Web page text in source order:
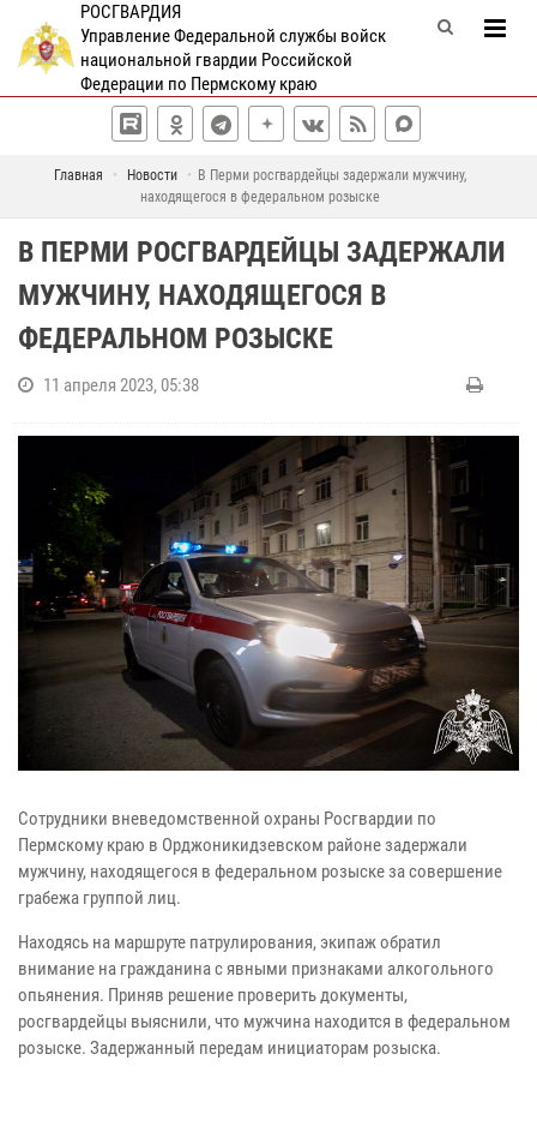
РОСГВАРДИЯ
Управление Федеральной службы войск
национальной гвардии Российской
Федерации по Пермскому краю
Главная Новости
В Перми росгвардейцы задержали мужчину,
находящегося в федеральном розыске
В ПЕРМИ РОСГВАРДЕЙЦЫ ЗАДЕРЖАЛИ
МУЖЧИНУ, НАХОДЯЩЕГОСЯ В
ФЕДЕРАЛЬНОМ РОЗЫСКЕ
11 апреля 2023, 05:38
Сотрудники вневедомственной охраны Росгвардии по
Пермскому краю в Орджоникидзевском районе задержали
мужчину, находящегося в федеральном розыске за совершение
грабежа группой лиц.
Находясь на маршруте патрулирования, экипаж обратил
внимание на гражданина с явными признаками алкогольного
опьянения. Приняв решение проверить документы,
росгвардейцы выяснили, что мужчина находится в федеральном
розыске. Задержанный передам инициаторам розыска.